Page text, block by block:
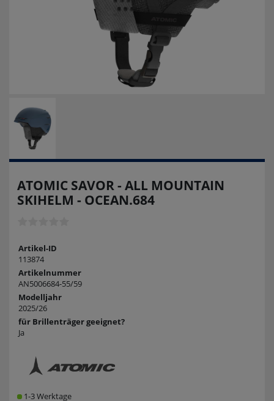
ATOMIC SAVOR - ALL MOUNTAIN
SKIHELM - OCEAN.684
Artikel-ID
113874
Artikelnummer
AN5006684-55/59
Modelljahr
2025/26
für Brillenträger geeignet?
Ja
1-3 Werktage